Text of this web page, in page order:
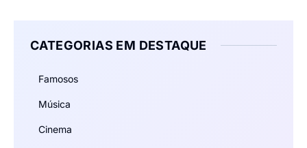
CATEGORIAS EM DESTAQUE
Famosos
Música
Cinema